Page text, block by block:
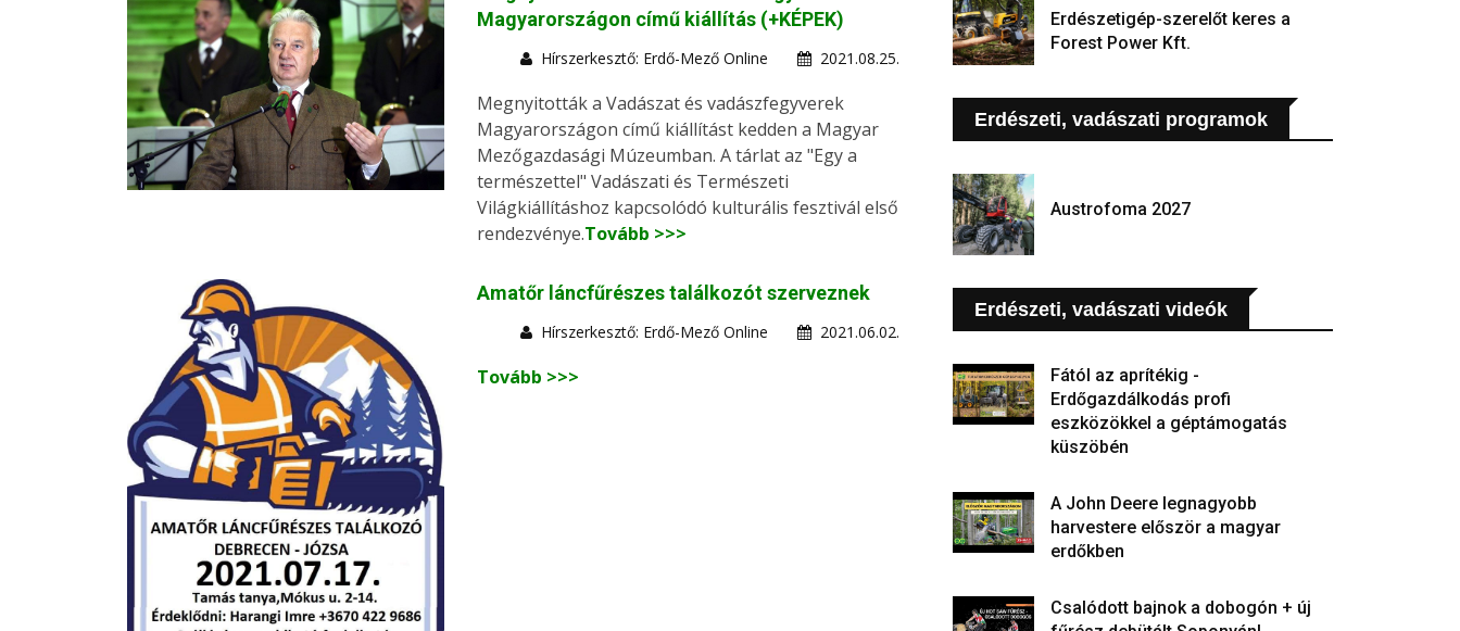
Magyarországon című kiállítás (+KÉPEK)
Hírszerkesztő: Erdő-Mező Online 2021.08.25.
Megnyitották a Vadászat és vadászfegyverek
Magyarországon című kiállítást kedden a Magyar
Mezőgazdasági Múzeumban. A tárlat az "Egy a
természettel" Vadászati és Természeti
Világkiállításhoz kapcsolódó kulturális fesztivál első
rendezvénye.Tovább >>>
Amatőr láncfűrészes találkozót szerveznek
Hírszerkesztő: Erdő-Mező Online 2021.06.02.
Tovább >>>
Erdészetigép-szerelőt keres a
Forest Power Kft.
Erdészeti, vadászati programok
Austrofoma 2027
Erdészeti, vadászati videók
Fától az aprítékig -
Erdőgazdálkodás profi
eszközökkel a géptámogatás
küszöbén
A John Deere legnagyobb
harvestere először a magyar
erdőkben
Csalódott bajnok a dobogón + új